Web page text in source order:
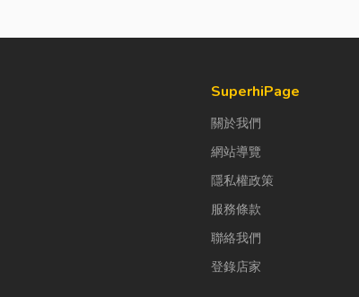
提袋的...SuperhiPage
關於我們
網站導覽
隱私權政策
服務條款
聯絡我們
登錄店家